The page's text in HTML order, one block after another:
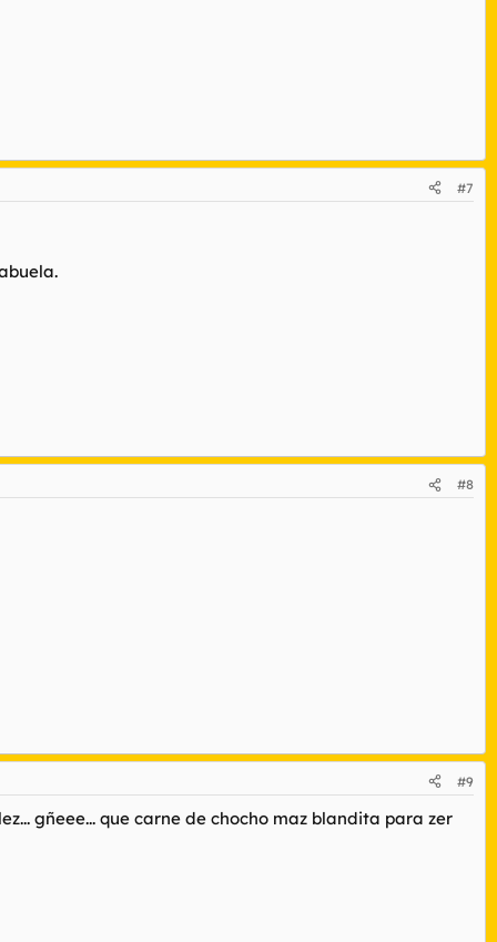
#7
#8
#9
gñeee... que carne de chocho maz blandita para zer